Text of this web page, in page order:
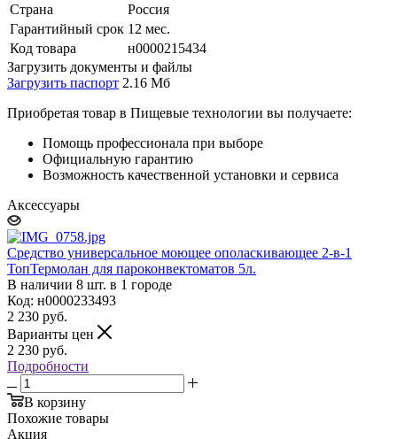
Страна
Россия
Гарантийный срок 12 мес.
Код товара
н0000215434
Загрузить документы и файлы
Загрузить паспорт 2.16 Мб
Приобретая товар в Пищевые технологии вы получаете:
Помощь профессионала при выборе
Официальную гарантию
Возможность качественной установки и сервиса
Аксессуары
Средство универсальное моющее ополаскивающее 2-в-1
ТопТермолан для пароконвектоматов 5л.
В наличии 8 шт. в 1 городе
Код: н0000233493
2 230 руб.
Варианты цен
2 230 руб.
Подробности
В корзину
Похожие товары
Акция